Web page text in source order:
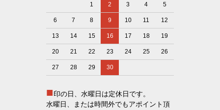
1 2 3 4 5
6 7 8 9 10 11 12
13 14 15 16 17 18 19
20 21 22 23 24 25 26
27 28 29 30
■印の日、水曜日は定休日です。
水曜日、または時間外でもアポイント頂